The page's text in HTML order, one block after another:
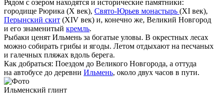
Рядом с озером находятся и исторические памятники:
городище Рюрика (X век), Свято-Юрьев монастырь (XI век),
Перынский скит (XIV век) и, конечно же, Великий Новгород
и его знаменитый кремль.
Рыбаки ценят Ильмень за богатые уловы. В окрестных лесах
можно собирать грибы и ягоды. Летом отдыхают на песчаных
и галечных пляжах вдоль берега.
Как добраться: Поездом до Великого Новгорода, а оттуда
на автобусе до деревни Ильмень, около двух часов в пути.
Ильменский глинт